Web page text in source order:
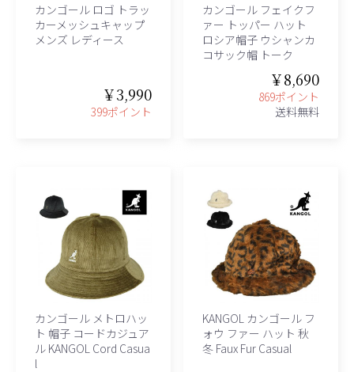
カンゴール ロゴ トラッ
カーメッシュキャップ
メンズ レディース
￥3,990
399ポイント
カンゴール フェイクフ
ァー トッパー ハット
ロシア帽子 ウシャンカ
コサック帽 トーク
￥8,690
869ポイント
送料無料
カンゴール メトロハッ
ト 帽子 コードカジュア
ル KANGOL Cord Casua
l
KANGOL カンゴール フ
ォウ ファー ハット 秋
冬 Faux Fur Casual